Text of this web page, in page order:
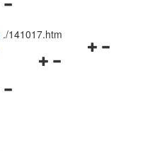
./141017.htm
Navigationsmenü